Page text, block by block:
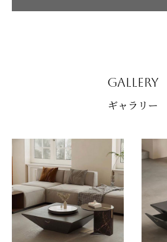
GALLERY
ギャラリー